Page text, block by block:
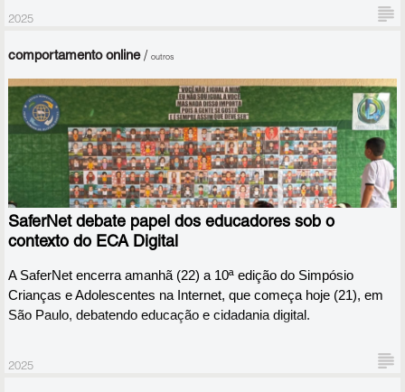
cujo objetivo é o fortalecimento da proteção integral da infância no
2025
comportamento online/outros
SaferNet debate papel dos educadores sob o
contexto do ECA Digital
A SaferNet encerra amanhã (22) a 10ª edição do Simpósio
Crianças e Adolescentes na Internet, que começa hoje (21), em
São Paulo, debatendo educação e cidadania digital.
2025